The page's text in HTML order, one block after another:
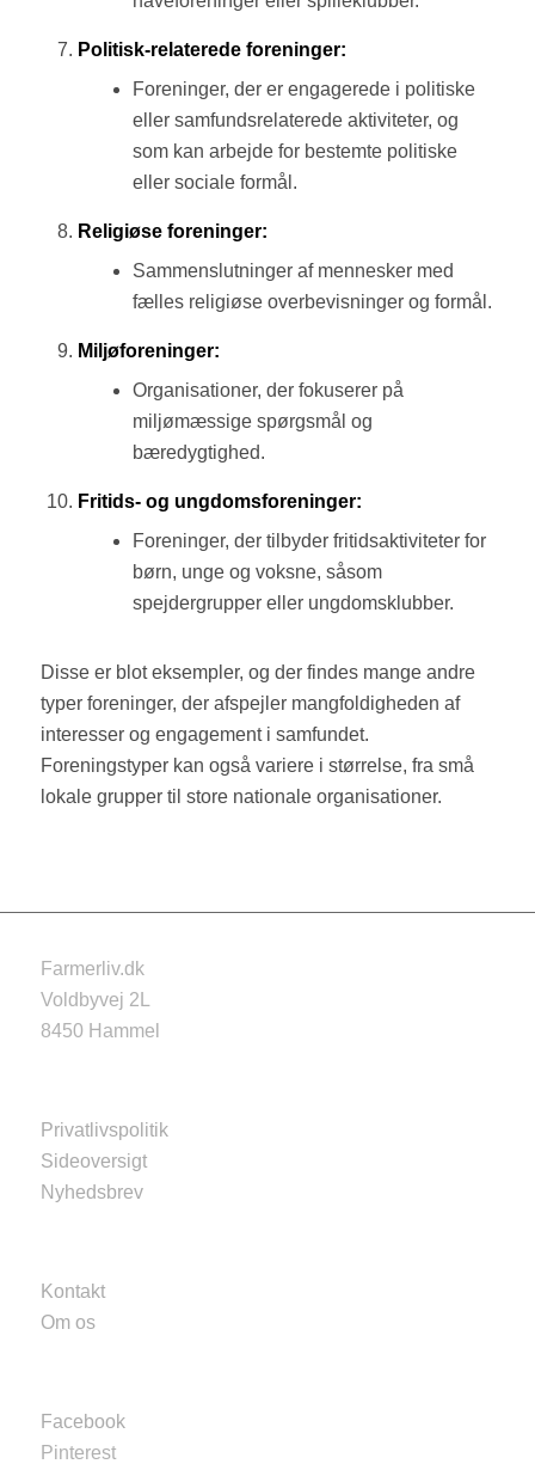
Politisk-relaterede foreninger:
Foreninger, der er engagerede i politiske
eller samfundsrelaterede aktiviteter, og
som kan arbejde for bestemte politiske
eller sociale formål.
Religiøse foreninger:
Sammenslutninger af mennesker med
fælles religiøse overbevisninger og formål.
Miljøforeninger:
Organisationer, der fokuserer på
miljømæssige spørgsmål og
bæredygtighed.
Fritids- og ungdomsforeninger:
Foreninger, der tilbyder fritidsaktiviteter for
børn, unge og voksne, såsom
spejdergrupper eller ungdomsklubber.
Disse er blot eksempler, og der findes mange andre
typer foreninger, der afspejler mangfoldigheden af
interesser og engagement i samfundet.
Foreningstyper kan også variere i størrelse, fra små
lokale grupper til store nationale organisationer.
Farmerliv.dk
Voldbyvej 2L
8450 Hammel
Privatlivspolitik
Sideoversigt
Nyhedsbrev
Kontakt
Om os
Facebook
Pinterest